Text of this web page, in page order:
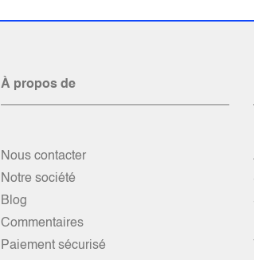
À propos de
Nous contacter
Notre société
Blog
Commentaires
Paiement sécurisé